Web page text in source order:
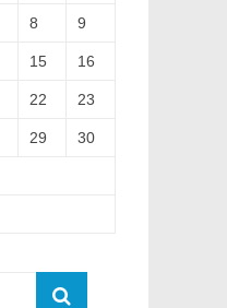
8 9
15 16
22 23
29 30